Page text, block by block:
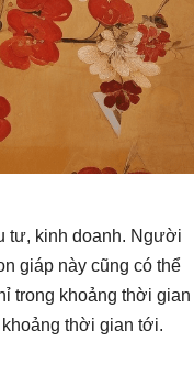
tư, kinh doanh. Người
giáp này cũng có thể
trong khoảng thời gian
thời gian tới.